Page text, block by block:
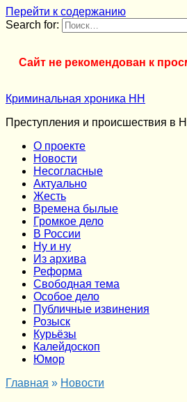
Перейти к содержанию
Search for:
Сайт не рекомендован к
Криминальная хроника НН
Преступления и происшествия в
О проекте
Новости
Несогласные
Актуально
Жесть
Времена былые
Громкое дело
В России
Ну и ну
Из архива
Реформа
Cвободная тема
Особое дело
Публичные извинения
Розыск
Курьёзы
Калейдоскоп
Юмор
Главная » Новости